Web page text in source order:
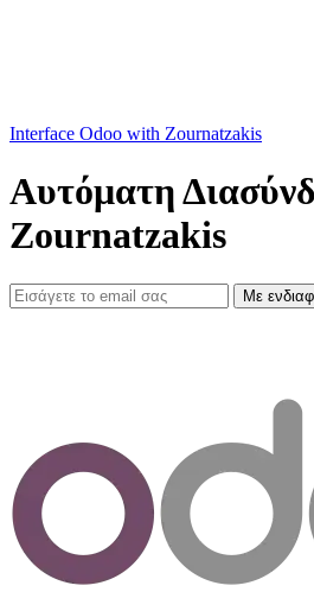
Interface Odoo with Zournatzakis
Αυτόματη
Zournatzakis
Με